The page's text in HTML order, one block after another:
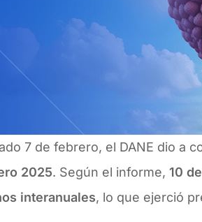
7 de febrero, el DANE dio a
2025. Según el informe, 10
interanuales, lo que ejerció